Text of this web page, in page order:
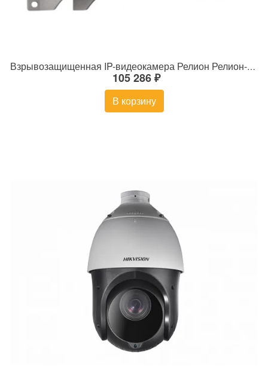
Взрывозащищенная IP-видеокамера Релион Релион-Exd-Н-100-ИК-IP5Мп2.7-13.5Z-PoE-SD-МК-TR
105 286 ₽
В корзину